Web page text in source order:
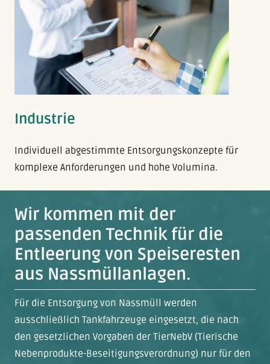
Industrie
Individuell abgestimmte Entsorgungskonzepte für
komplexe Anforderungen und hohe Volumina.
Wir kommen mit der
passenden Technik für die
Entleerung von Speiseresten
aus Nassmüllanlagen.
Für die Entsorgung von Nassmüll werden
ausschließlich Tankfahrzeuge eingesetzt, die nach
den gesetzlichen Vorgaben der TierNebV (Tierische
Nebenprodukte-Beseitigungsverordnung) nur für den